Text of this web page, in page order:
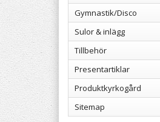
Gymnastik/Disco
Sulor & inlägg
Tillbehör
Presentartiklar
Produktkyrkogård
Sitemap